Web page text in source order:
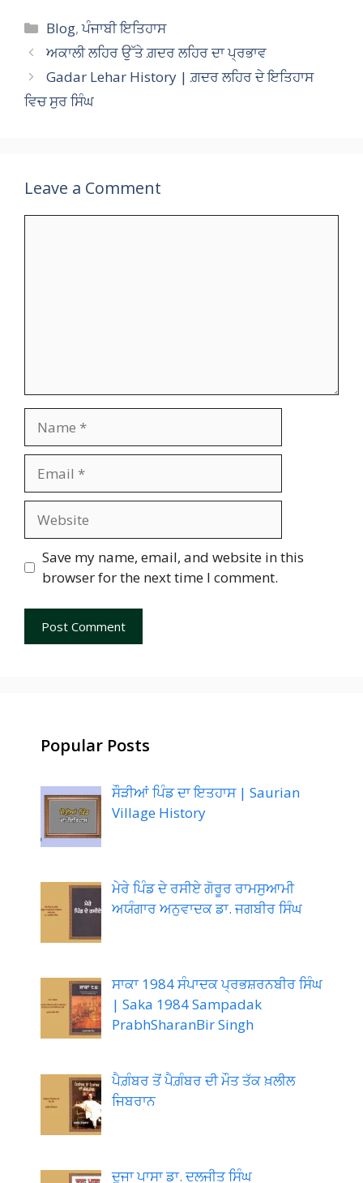
at
s
A
p
e
b
o
o
e
gr
a
itt
er l p
c
y
Li
Categories
Blog,ਪੰਜਾਬੀ ਇਤਿਹਾਸ
ਅਕਾਲੀ ਲਹਿਰ ਉੱਤੇ ਗ਼ਦਰ ਲਹਿਰ ਦਾ ਪ੍ਰਭਾਵ
Gadar Lehar History | ਗ਼ਦਰ ਲਹਿਰ ਦੇ ਇਤਿਹਾਸ
ਵਿਚ ਸੁਰ ਸਿੰਘ
Leave a Comment
Save my name, email, and website in this
browser for the next time I comment.
Popular Posts
ਸੌੜੀਆਂ ਪਿੰਡ ਦਾ ਇਤਹਾਸ | Saurian
Village History
ਮੇਰੇ ਪਿੰਡ ਦੇ ਰਸੀਏ ਗੋਰੂਰ ਰਾਮਸੁਆਮੀ
ਅਯੰਗਾਰ ਅਨੁਵਾਦਕ ਡਾ. ਜਗਬੀਰ ਸਿੰਘ
ਸਾਕਾ 1984 ਸੰਪਾਦਕ ਪ੍ਰਭਸ਼ਰਨਬੀਰ ਸਿੰਘ
| Saka 1984 Sampadak
PrabhSharanBir Singh
ਪੈਗ਼ੰਬਰ ਤੋਂ ਪੈਗ਼ੰਬਰ ਦੀ ਮੌਤ ਤੱਕ ਖ਼ਲੀਲ
ਜਿਬਰਾਨ
ਦੂਜਾ ਪਾਸਾ ਡਾ. ਦਲਜੀਤ ਸਿੰਘ